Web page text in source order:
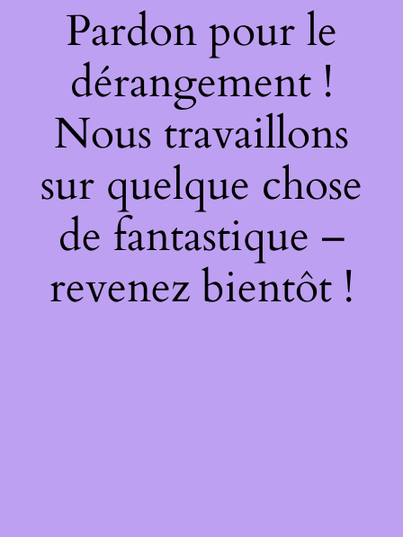
Pardon pour le
dérangement !
Nous travaillons
sur quelque chose
de fantastique –
revenez bientôt !